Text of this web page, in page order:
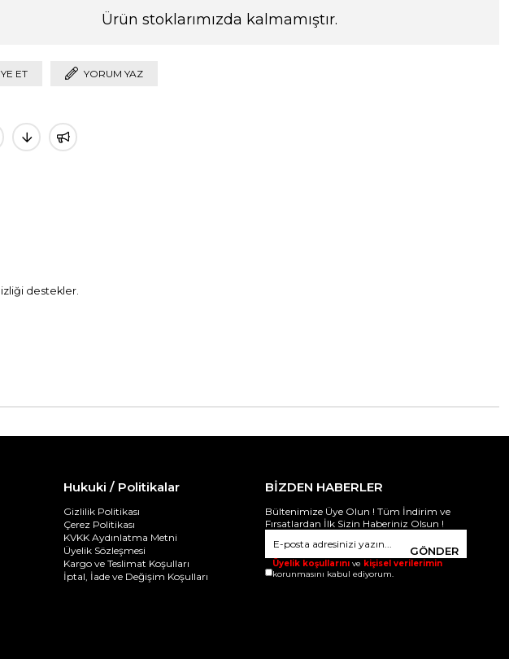
Ürün stoklarımızda kalmamıştır.
ET YORUM YAZ
destekler.
Hukuki / Politikalar
Gizlilik Politikası
Çerez Politikası
KVKK Aydınlatma Metni
Üyelik Sözleşmesi
Kargo ve Teslimat Koşulları
İptal, İade ve Değişim Koşulları
BİZDEN HABERLER
Bültenimize Üye Olun ! Tüm İndirim ve
Fırsatlardan İlk Sizin Haberiniz Olsun !
GÖNDER
Üyelik koşullarınıve kişisel verilerimin
korunmasını kabul ediyorum.